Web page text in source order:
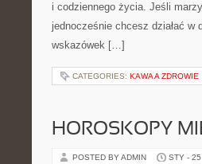
i codziennego życia. Jeśli
jednocześnie chcesz działać
wskazówek […]
CATEGORIES: KAWA A ZDROWIE
HOROSKOPY
POSTED BY ADMIN STY -